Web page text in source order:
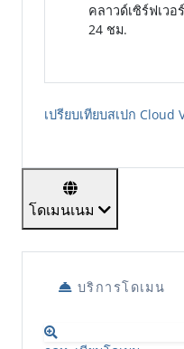
คลาวด์เซิร์ฟเว
24 ชม.
เปรียบเทียบสเปก Cloud
โดเมนเนม
บริการโดเมน